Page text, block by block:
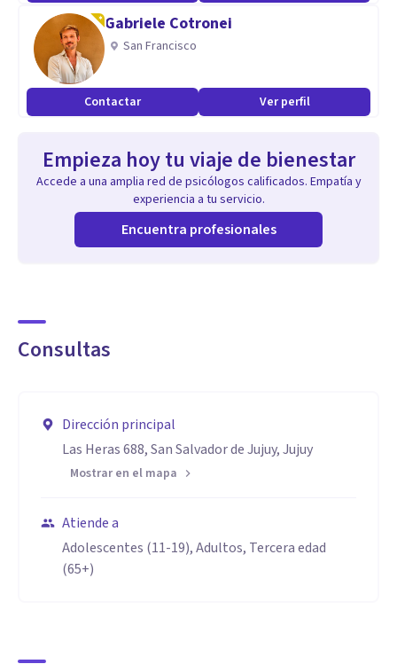
Gabriele Cotronei
San Francisco
Contactar Ver perfil
Empieza hoy tu viaje de bienestar
Accede a una amplia red de psicólogos calificados. Empatía y
experiencia a tu servicio.
Encuentra profesionales
Consultas
Dirección principal
Las Heras 688, San Salvador de Jujuy, Jujuy
Mostrar en el mapa
Atiende a
Adolescentes (11-19), Adultos, Tercera edad
(65+)